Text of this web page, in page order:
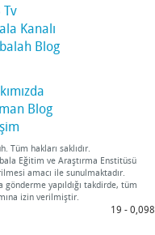
Tv
Kanalı
Blog
Blog
Tüm hakları saklıdır.
Eğitim ve Araştırma Enstitüsü
amacı ile sunulmaktadır.
yapıldığı takdirde, tüm
izin verilmiştir.
19 - 0,098